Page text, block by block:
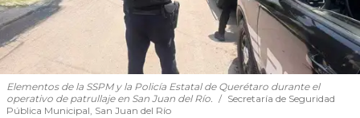
Elementos de la SSPM y la Policía Estatal de Querétaro durante el
operativo de patrullaje en San Juan del Río.
Secretaría de Seguridad
Pública Municipal, San Juan del Río